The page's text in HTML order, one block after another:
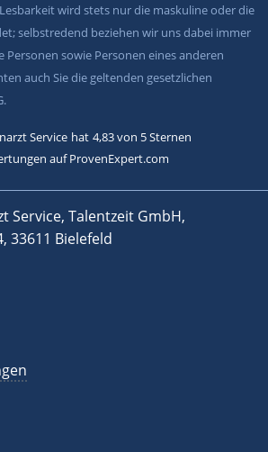
wird stets nur die maskuline oder die
selbstredend beziehen wir uns dabei immer
Personen sowie Personen eines anderen
auch Sie die geltenden gesetzlichen
Service hat 4,83von 5Sternen
auf ProvenExpert.com
Service, Talentzeit GmbH,
33611 Bielefeld